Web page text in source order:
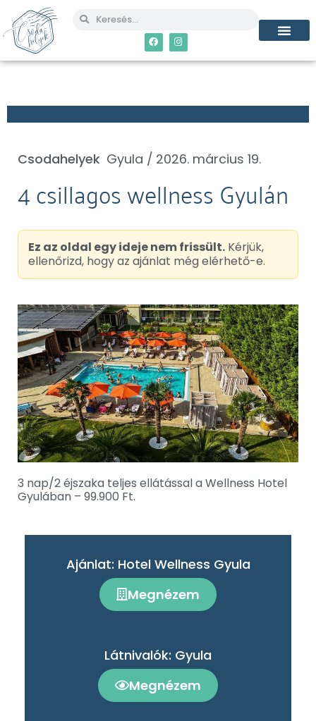
Csodahelyek Gyula / 2026. március 19.
4 csillagos wellness Gyulán
Ez az oldal egy ideje nem frissült. Kérjük,
ellenőrizd, hogy az ajánlat még elérhető-e.
3 nap/2 éjszaka teljes ellátással a Wellness Hotel
Gyulában – 99.900 Ft.
Ajánlat: Hotel Wellness Gyula
Megnézem
Látnivalók: Gyula
Megnézem